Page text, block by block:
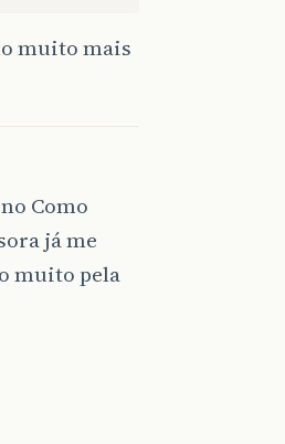
muito mais
Como
já me
muito pela